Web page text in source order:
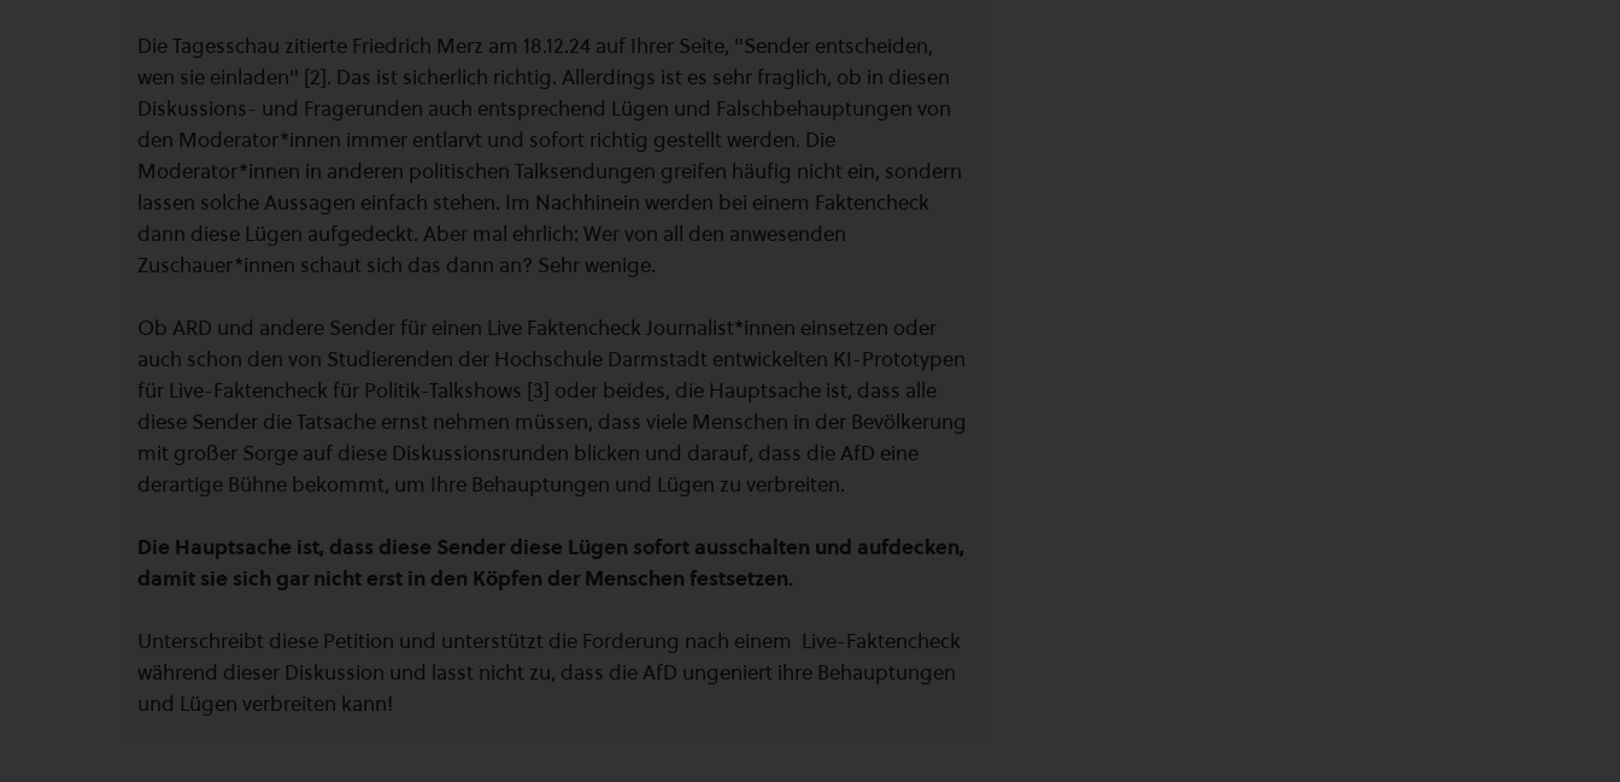
Die Tagesschau zitierte Friedrich Merz am 18.12.24 auf Ihrer Seite, "Sender entscheiden,
wen sie einladen" [2]. Das ist sicherlich richtig. Allerdings ist es sehr fraglich, ob in diesen
Diskussions- und Fragerunden auch entsprechend Lügen und Falschbehauptungen von
den Moderator*innen immer entlarvt und sofort richtig gestellt werden. Die
Moderator*innen in anderen politischen Talksendungen greifen häufig nicht ein, sondern
lassen solche Aussagen einfach stehen. Im Nachhinein werden bei einem Faktencheck
dann diese Lügen aufgedeckt. Aber mal ehrlich: Wer von all den anwesenden
Zuschauer*innen schaut sich das dann an? Sehr wenige.
Ob ARD und andere Sender für einen Live Faktencheck Journalist*innen einsetzen oder
auch schon den von Studierenden der Hochschule Darmstadt entwickelten KI-Prototypen
für Live-Faktencheck für Politik-Talkshows [3] oder beides, die Hauptsache ist, dass alle
diese Sender die Tatsache ernst nehmen müssen, dass viele Menschen in der Bevölkerung
mit großer Sorge auf diese Diskussionsrunden blicken und darauf, dass die AfD eine
derartige Bühne bekommt, um Ihre Behauptungen und Lügen zu verbreiten.
Die Hauptsache ist, dass diese Sender diese Lügen sofort ausschalten und aufdecken,
damit sie sich gar nicht erst in den Köpfen der Menschen festsetzen.
Unterschreibt diese Petition und unterstützt die Forderung nach einem Live-Faktencheck
während dieser Diskussion und lasst nicht zu, dass die AfD ungeniert ihre Behauptungen
und Lügen verbreiten kann!